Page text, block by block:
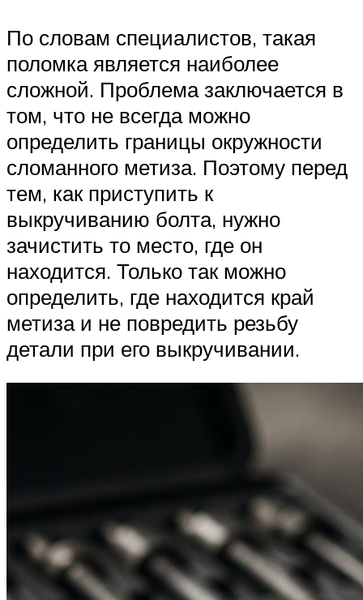
По словам специалистов, такая
поломка является наиболее
сложной. Проблема заключается в
том, что не всегда можно
определить границы окружности
сломанного метиза. Поэтому перед
тем, как приступить к
выкручиванию болта, нужно
зачистить то место, где он
находится. Только так можно
определить, где находится край
метиза и не повредить резьбу
детали при его выкручивании.